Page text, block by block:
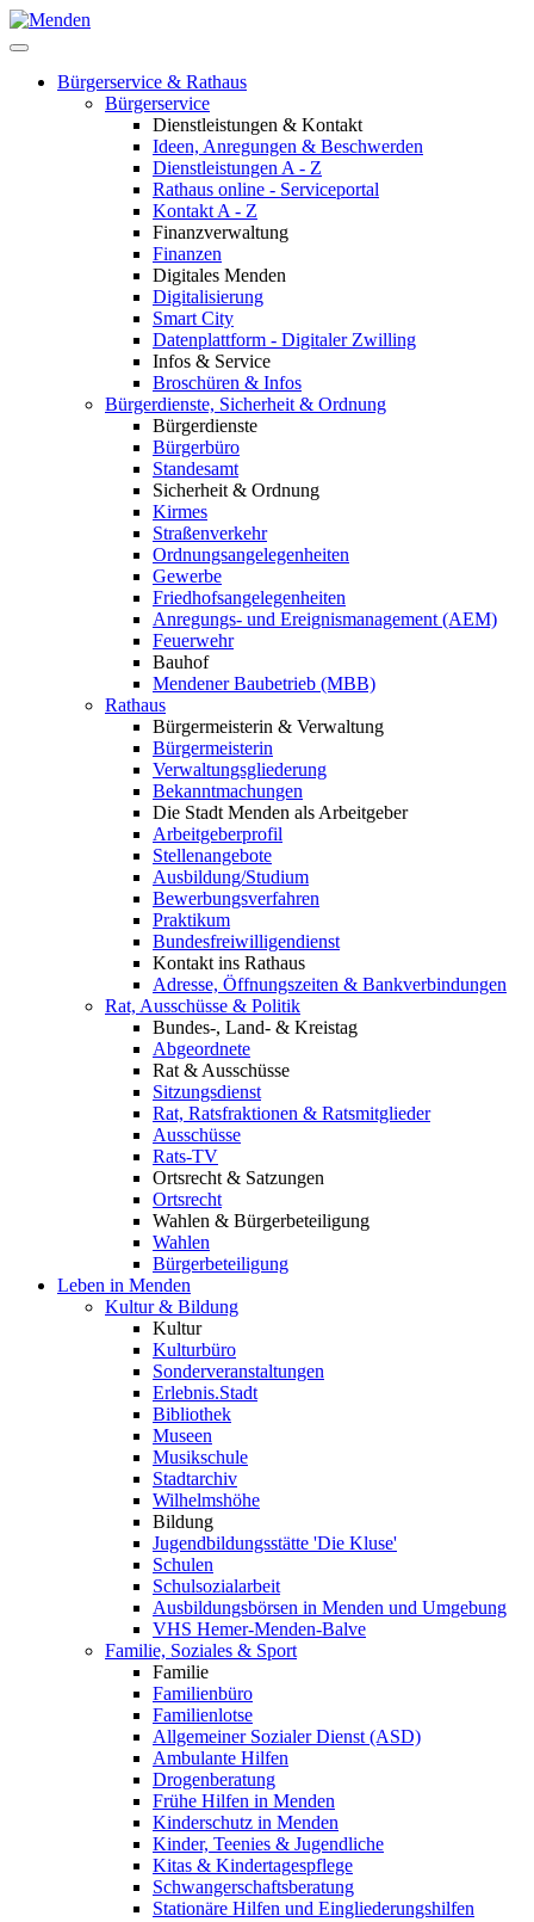
Bürgerservice & Rathaus
Bürgerservice
Dienstleistungen & Kontakt
Ideen, Anregungen & Beschwerden
Dienstleistungen A - Z
Rathaus online - Serviceportal
Kontakt A - Z
Finanzverwaltung
Finanzen
Digitales Menden
Digitalisierung
Smart City
Datenplattform - Digitaler Zwilling
Infos & Service
Broschüren & Infos
Bürgerdienste, Sicherheit & Ordnung
Bürgerdienste
Bürgerbüro
Standesamt
Sicherheit & Ordnung
Kirmes
Straßenverkehr
Ordnungsangelegenheiten
Gewerbe
Friedhofsangelegenheiten
Anregungs- und Ereignismanagement (AEM)
Feuerwehr
Bauhof
Mendener Baubetrieb (MBB)
Rathaus
Bürgermeisterin & Verwaltung
Bürgermeisterin
Verwaltungsgliederung
Bekanntmachungen
Die Stadt Menden als Arbeitgeber
Arbeitgeberprofil
Stellenangebote
Ausbildung/Studium
Bewerbungsverfahren
Praktikum
Bundesfreiwilligendienst
Kontakt ins Rathaus
Adresse, Öffnungszeiten & Bankverbindungen
Rat, Ausschüsse & Politik
Bundes-, Land- & Kreistag
Abgeordnete
Rat & Ausschüsse
Sitzungsdienst
Rat, Ratsfraktionen & Ratsmitglieder
Ausschüsse
Rats-TV
Ortsrecht & Satzungen
Ortsrecht
Wahlen & Bürgerbeteiligung
Wahlen
Bürgerbeteiligung
Leben in Menden
Kultur & Bildung
Kultur
Kulturbüro
Sonderveranstaltungen
Erlebnis.Stadt
Bibliothek
Museen
Musikschule
Stadtarchiv
Wilhelmshöhe
Bildung
Jugendbildungsstätte 'Die Kluse'
Schulen
Schulsozialarbeit
Ausbildungsbörsen in Menden und Umgebung
VHS Hemer-Menden-Balve
Familie, Soziales & Sport
Familie
Familienbüro
Familienlotse
Allgemeiner Sozialer Dienst (ASD)
Ambulante Hilfen
Drogenberatung
Frühe Hilfen in Menden
Kinderschutz in Menden
Kinder, Teenies & Jugendliche
Kitas & Kindertagespflege
Schwangerschaftsberatung
Stationäre Hilfen und Eingliederungshilfen